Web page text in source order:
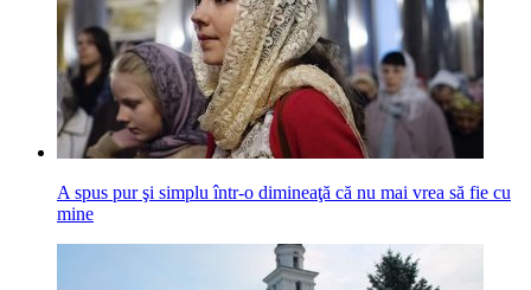
A spus pur şi simplu într-o dimineaţă că nu mai vrea să fie cu
mine